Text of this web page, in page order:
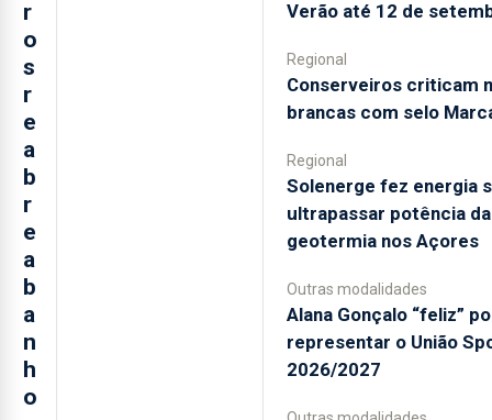
r
o
s
r
e
a
b
r
e
a
b
a
n
h
o
Verão até 12 de
Regional
Conserveiros criticam
brancas com selo
Regional
Solenerge fez energia
ultrapassar potência da
geotermia nos Açores
Outras modalidades
Alana Gonçalo “feliz”
representar o União
2026/2027